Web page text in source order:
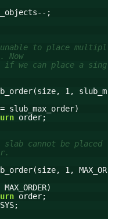
;
unable to place multipl
Now
we can place a sing
1, slub_m
slub_max_order)
order;
cannot be placed
1, MAX_OR
order;